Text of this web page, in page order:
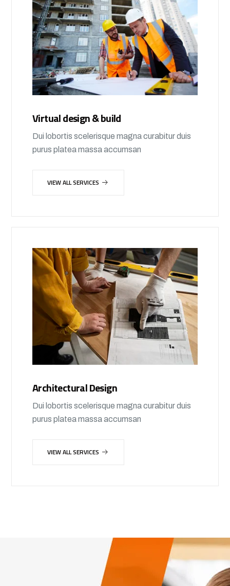
Virtual design & build
Dui lobortis scelerisque magna curabitur duis
purus platea massa accumsan
VIEW ALL SERVICES
Architectural Design
Dui lobortis scelerisque magna curabitur duis
purus platea massa accumsan
VIEW ALL SERVICES